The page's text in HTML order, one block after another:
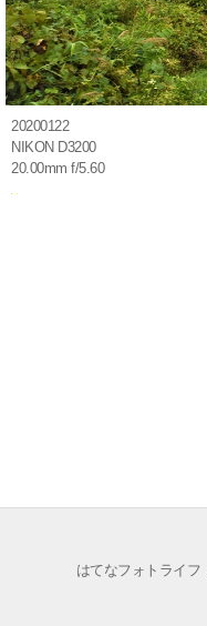
20200122
NIKON D3200
20.00mm f/5.60
はてなフォトライフ